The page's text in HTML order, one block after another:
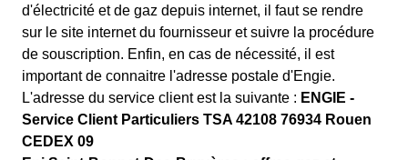
d'électricité et de gaz depuis internet, il faut se rendre
sur le site internet du fournisseur et suivre la procédure
de souscription. Enfin, en cas de nécessité, il est
important de connaitre l'adresse postale d'Engie.
L'adresse du service client est la suivante : ENGIE -
Service Client Particuliers TSA 42108 76934 Rouen
CEDEX 09